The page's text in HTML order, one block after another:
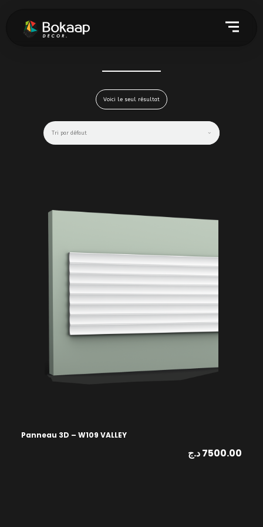
Voici le seul résultat
Panneau 3D – W109 VALLEY
7500.00د.ج